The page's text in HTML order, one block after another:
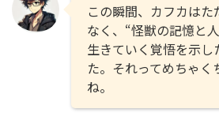
この瞬間、カフカは
なく、“怪獣の記憶と
生きていく覚悟を示し
た。それってめちゃく
ね。